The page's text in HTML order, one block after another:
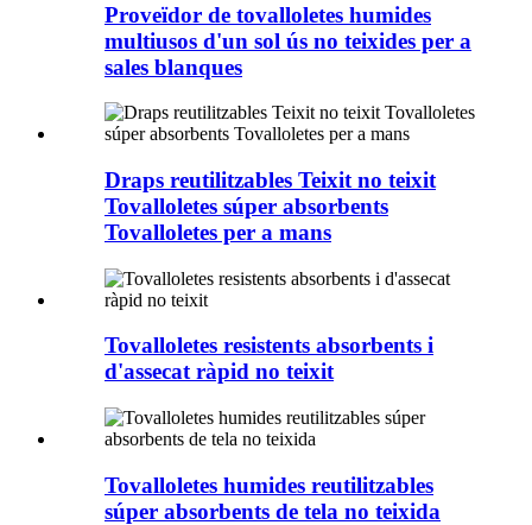
Proveïdor de tovalloletes humides
multiusos d'un sol ús no teixides per a
sales blanques
Draps reutilitzables Teixit no teixit
Tovalloletes súper absorbents
Tovalloletes per a mans
Tovalloletes resistents absorbents i
d'assecat ràpid no teixit
Tovalloletes humides reutilitzables
súper absorbents de tela no teixida